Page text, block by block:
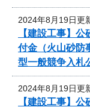
2024年8月19日更
【建設工事】
付金（火山砂防
型一般競争入札
2024年8月19日更
【建設工事】